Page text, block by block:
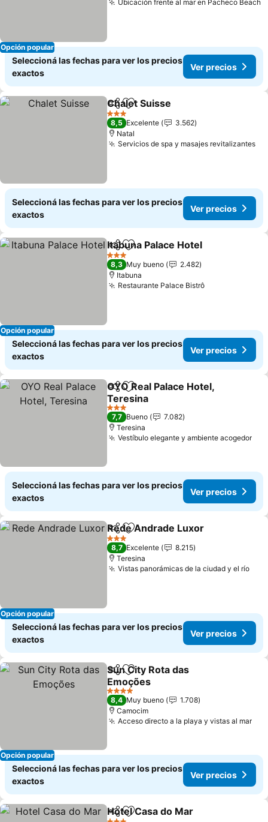
Opción popular
Ubicación frente al mar en Pacheco Beach
Seleccioná las fechas para ver los precios
exactos
Ver precios
CompartirAñadir a favoritos
Chalet Suisse
3 Estrellas
8,5 Excelente
3.562
Natal
Servicios de spa y masajes revitalizantes
Seleccioná las fechas para ver los precios
exactos
Ver precios
Opción popular
CompartirAñadir a favoritos
Itabuna Palace Hotel
3 Estrellas
8,3 Muy bueno
2.482
Itabuna
Restaurante Palace Bistrô
Seleccioná las fechas para ver los precios
exactos
Ver precios
CompartirAñadir a favoritos
OYO Real Palace Hotel,
Teresina
3 Estrellas
7,7 Bueno
7.082
Teresina
Vestíbulo elegante y ambiente acogedor
Seleccioná las fechas para ver los precios
exactos
Ver precios
Opción popular
CompartirAñadir a favoritos
Rede Andrade Luxor
3 Estrellas
8,7 Excelente
8.215
Teresina
Vistas panorámicas de la ciudad y el río
Seleccioná las fechas para ver los precios
exactos
Ver precios
Opción popular
CompartirAñadir a favoritos
Sun City Rota das
Emoções
4 Estrellas
8,4 Muy bueno
1.708
Camocim
Acceso directo a la playa y vistas al mar
Seleccioná las fechas para ver los precios
exactos
Ver precios
CompartirAñadir a favoritos
Hotel Casa do Mar